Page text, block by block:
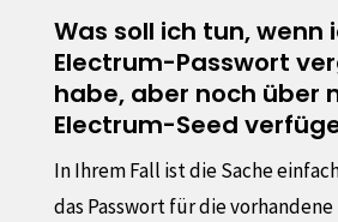
Was soll ich tun, wenn
Electrum-Passwort
habe, aber noch über
Electrum-Seed
In Ihrem Fall ist die Sache
das Passwort für die